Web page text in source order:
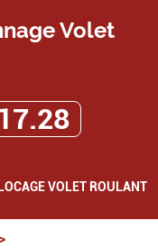
Volet
VOLET ROULANT
>